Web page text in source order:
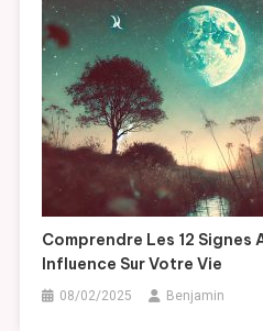
Comprendre Les 12
Influence Sur Votre Vie
08/02/2025 Benjamin